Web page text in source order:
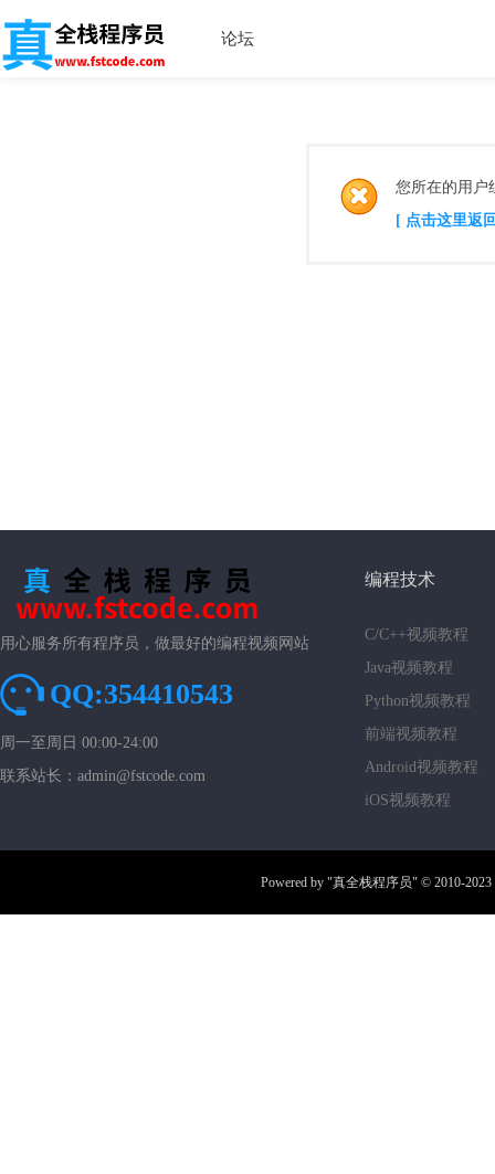
论坛
您所在的用户
[ 点击这里返
用心服务所有程序员，做最好的编程视频网站
QQ:354410543
周一至周日 00:00-24:00
联系站长：admin@fstcode.com
编程技术
C/C++视频教程
Java视频教程
Python视频教程
前端视频教程
Android视频教程
iOS视频教程
Powered by "真全栈程序员" © 2010-2023